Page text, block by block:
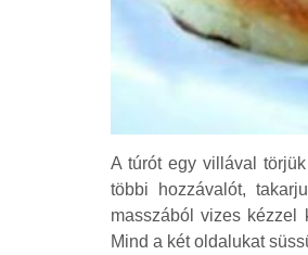
A túrót egy villával
többi hozzávalót,
masszából vizes kézzel
Mind a két oldalukat